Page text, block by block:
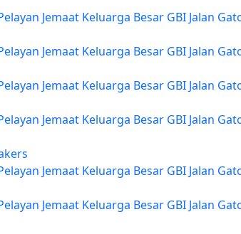
Jemaat Keluarga Besar GBI Jalan
Jemaat Keluarga Besar GBI Jalan
Jemaat Keluarga Besar GBI Jalan
Jemaat Keluarga Besar GBI Jalan
Jemaat Keluarga Besar GBI Jalan
Jemaat Keluarga Besar GBI Jalan